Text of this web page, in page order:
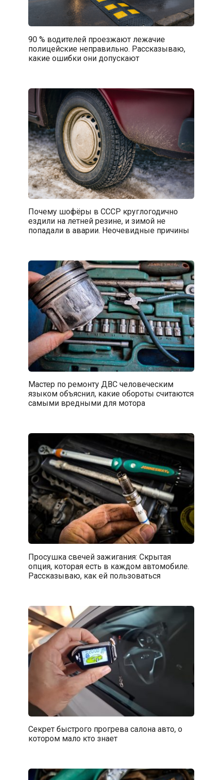
90 % водителей проезжают лежачие
полицейские неправильно. Рассказываю,
какие ошибки они допускают
Почему шофёры в СССР круглогодично
ездили на летней резине, и зимой не
попадали в аварии. Неочевидные причины
Мастер по ремонту ДВС человеческим
языком объяснил, какие обороты считаются
самыми вредными для мотора
Просушка свечей зажигания: Скрытая
опция, которая есть в каждом автомобиле.
Рассказываю, как ей пользоваться
Секрет быстрого прогрева салона авто, о
котором мало кто знает